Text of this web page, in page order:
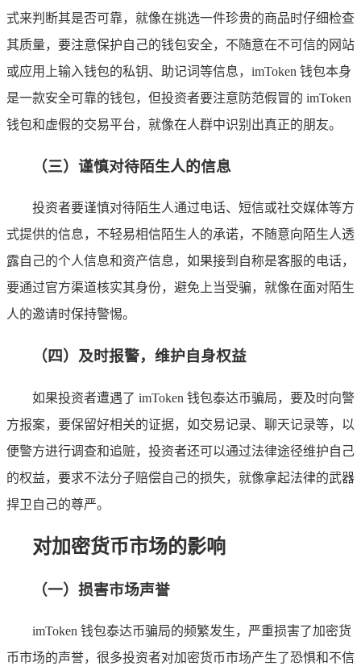
式来判断其是否可靠，就像在挑选一件珍贵的商品时仔细检查
其质量，要注意保护自己的钱包安全，不随意在不可信的网站
或应用上输入钱包的私钥、助记词等信息，imToken 钱包本身
是一款安全可靠的钱包，但投资者要注意防范假冒的 imToken
钱包和虚假的交易平台，就像在人群中识别出真正的朋友。
（三）谨慎对待陌生人的信息
投资者要谨慎对待陌生人通过电话、短信或社交媒体等方
式提供的信息，不轻易相信陌生人的承诺，不随意向陌生人透
露自己的个人信息和资产信息，如果接到自称是客服的电话，
要通过官方渠道核实其身份，避免上当受骗，就像在面对陌生
人的邀请时保持警惕。
（四）及时报警，维护自身权益
如果投资者遭遇了 imToken 钱包泰达币骗局，要及时向警
方报案，要保留好相关的证据，如交易记录、聊天记录等，以
便警方进行调查和追赃，投资者还可以通过法律途径维护自己
的权益，要求不法分子赔偿自己的损失，就像拿起法律的武器
捍卫自己的尊严。
对加密货币市场的影响
（一）损害市场声誉
imToken 钱包泰达币骗局的频繁发生，严重损害了加密货
币市场的声誉，很多投资者对加密货币市场产生了恐惧和不信